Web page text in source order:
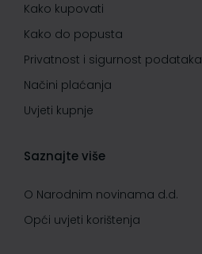
Kako kupovati
Kako do popusta
Privatnost i sigurnost podataka
Načini plaćanja
Uvjeti kupnje
Saznajte više
O Narodnim novinama d.d.
Opći uvjeti korištenja